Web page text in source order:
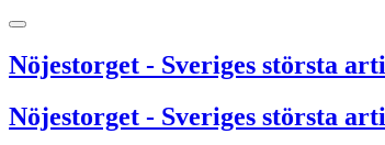
Nöjestorget - Sveriges största
Nöjestorget - Sveriges största